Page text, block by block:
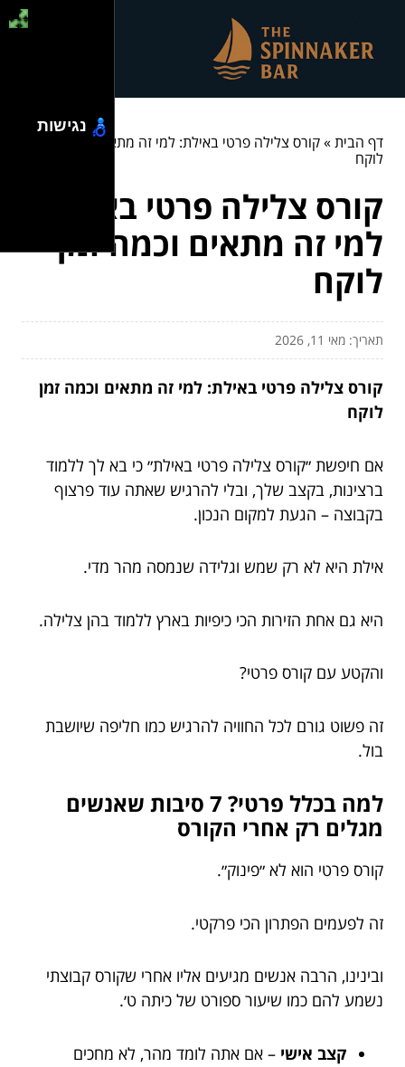
דף הבית»קורס צלילה פרטי באילת: למי זה מתאים וכמה זמן
לוקח
קורס צלילה פרטי באילת:
למי זה מתאים וכמה זמן
לוקח
תאריך: מאי 11, 2026
קורס צלילה פרטי באילת: למי זה מתאים וכמה זמן
לוקח
אם חיפשת ״קורס צלילה פרטי באילת״ כי בא לך ללמוד
ברצינות, בקצב שלך, ובלי להרגיש שאתה עוד פרצוף
בקבוצה – הגעת למקום הנכון.
אילת היא לא רק שמש וגלידה שנמסה מהר מדי.
היא גם אחת הזירות הכי כיפיות בארץ ללמוד בהן צלילה.
והקטע עם קורס פרטי?
זה פשוט גורם לכל החוויה להרגיש כמו חליפה שיושבת
בול.
למה בכלל פרטי? 7 סיבות שאנשים
מגלים רק אחרי הקורס
קורס פרטי הוא לא ״פינוק״.
זה לפעמים הפתרון הכי פרקטי.
ובינינו, הרבה אנשים מגיעים אליו אחרי שקורס קבוצתי
נשמע להם כמו שיעור ספורט של כיתה ט׳.
קצב אישי – אם אתה לומד מהר, לא מחכים
נגישות